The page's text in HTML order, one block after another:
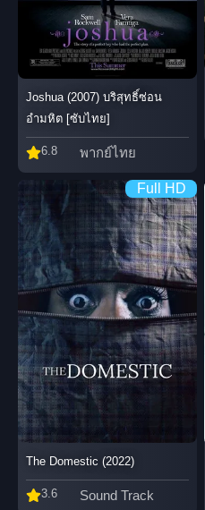
Joshua (2007) บริสุทธิ์ซ่อน
อำมหิต [ซับไทย]
6.8 พากย์ไทย
Full HD
The Domestic (2022)
3.6 Sound Track